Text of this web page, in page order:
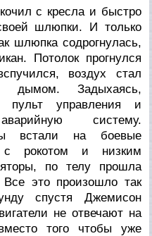
с кресла и быстро
шлюпки. И только
шлюпка содрогнулась,
Потолок прогнулся
воздух стал
дымом. Задыхаясь,
пульт управления и
систему.
встали на боевые
с рокотом и низким
по телу прошла
Все это произошло так
спустя Джемисон
не отвечают на
того чтобы уже